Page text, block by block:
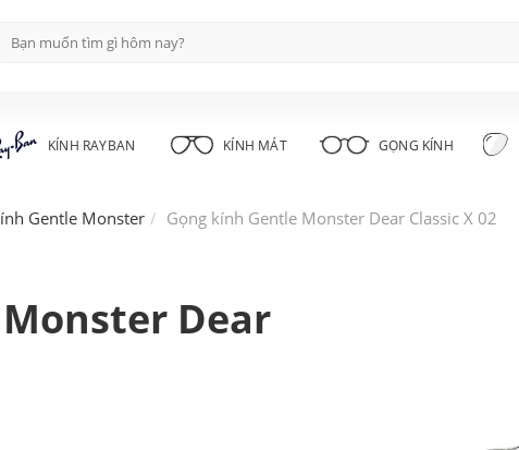
KÍNH RAYBAN KÍNH MÁT GỌNG KÍNH
Gentle Monster Gọng kính Gentle Monster Dear Classic X 02
Dear